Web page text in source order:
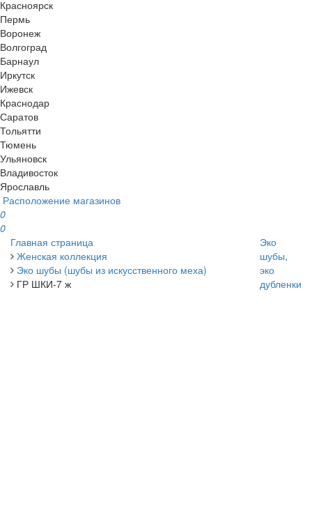
Красноярск
Пермь
Воронеж
Волгоград
Барнаул
Иркутск
Ижевск
Краснодар
Саратов
Тольятти
Тюмень
Ульяновск
Владивосток
Ярославль
Расположение магазинов
0
0
Главная страница
Женская коллекция
Эко шубы (шубы из искусственного меха)
ГР ШКИ-7 ж
Эко
шубы,
эко
дубленки